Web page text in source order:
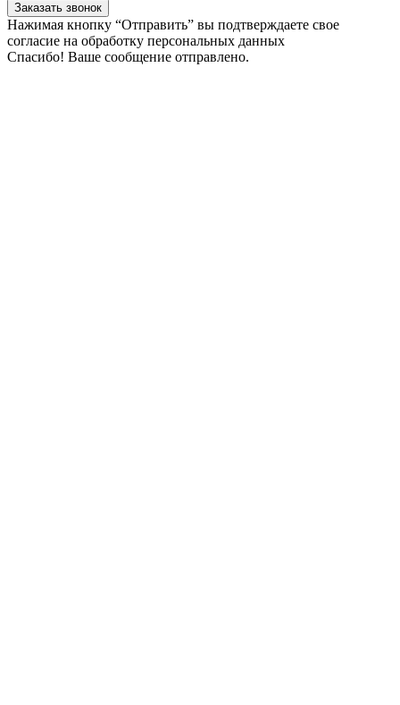
Заказать звонок
Нажимая кнопку “Отправить” вы подтверждаете свое
согласие на обработку персональных данных
Спасибо! Ваше сообщение отправлено.